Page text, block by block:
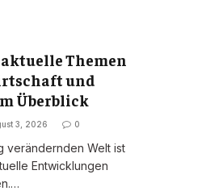
Themen
und
Überblick
3, 2026 0
verändernden Welt ist
Entwicklungen